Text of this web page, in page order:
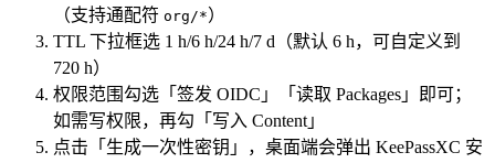
（支持通配符 org/*）
TTL 下拉框选 1 h/6 h/24 h/7 d（默认 6 h，可自定义到
720 h）
权限范围勾选「签发 OIDC」「读取 Packages」即可；
如需写权限，再勾「写入 Content」
点击「生成一次性密钥」，桌面端会弹出 KeePassXC 安